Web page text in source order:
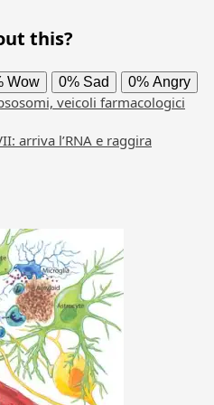
this?
Wow 0% Sad 0% Angry
veicoli farmacologici
arriva l’RNA e raggira